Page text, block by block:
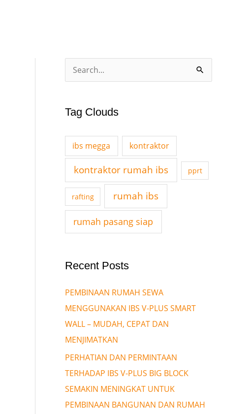
r
c
o
:
Tag Clouds
ibs megga kontraktor
kontraktor rumah ibs pprt
rafting rumah ibs
rumah pasang siap
Recent Posts
PEMBINAAN RUMAH SEWA
MENGGUNAKAN IBS V-PLUS SMART
WALL – MUDAH, CEPAT DAN
MENJIMATKAN
PERHATIAN DAN PERMINTAAN
TERHADAP IBS V-PLUS BIG BLOCK
SEMAKIN MENINGKAT UNTUK
PEMBINAAN BANGUNAN DAN RUMAH
r
h
e